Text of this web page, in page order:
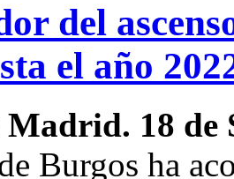
del
el año
Madrid. 18 de
Burgos ha